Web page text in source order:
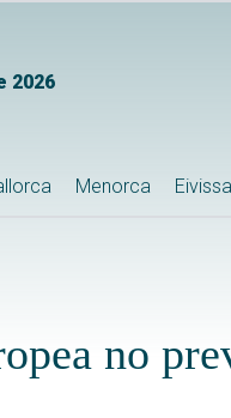
2026
Menorca Eivissa
no